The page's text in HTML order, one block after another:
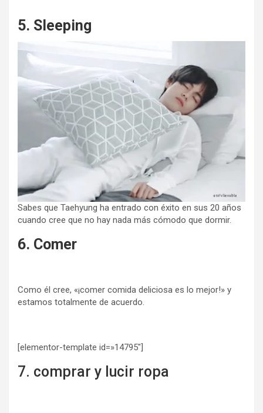
5. Sleeping
Sabes que Taehyung ha entrado con éxito en sus 20 años
cuando cree que no hay nada más cómodo que dormir.
6. Comer
Como él cree, «¡comer comida deliciosa es lo mejor!» y
estamos totalmente de acuerdo.
[elementor-template id=»14795″]
7. comprar y lucir ropa